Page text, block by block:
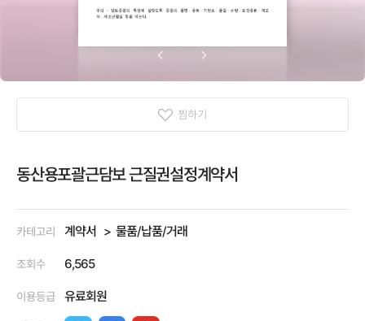
찜하기
동산용포괄근담보 근질권설정계약서
카테고리 계약서 물품/납품/거래
조회수 6,565
이용등급 유료회원